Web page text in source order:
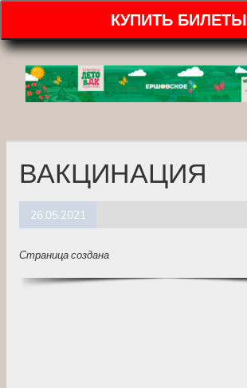
КУПИТЬ БИЛЕТЫ
ВАКЦИНАЦИЯ
26.05.2021
Страница создана